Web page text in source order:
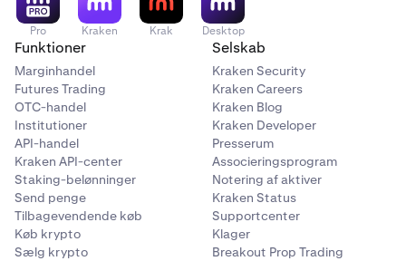
Efterhånden som du øger beløbet, fyldes skyderen
ud, og de samlede gebyrer opdateres løbende
Pro Kraken Krak Desktop
Funktioner
Marginhandel
Futures Trading
OTC-handel
Institutioner
API-handel
Kraken API-center
Staking-belønninger
Send penge
Tilbagevendende køb
Køb krypto
Sælg krypto
Selskab
Kraken Security
Kraken Careers
Kraken Blog
Kraken Developer
Presserum
Associeringsprogram
Notering af aktiver
Kraken Status
Supportcenter
Klager
Breakout Prop Trading